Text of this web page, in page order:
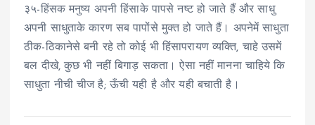
३५-हिंसक मनुष्य अपनी हिंसाके पापसे नष्ट हो जाते हैं और साधु
अपनी साधुताके कारण सब पापोंसे मुक्त हो जाते हैं। अपनेमें साधुता
ठीक-ठिकानेसे बनी रहे तो कोई भी हिंसापरायण व्यक्ति, चाहे उसमें
बल दीखे, कुछ भी नहीं बिगाड़ सकता। ऐसा नहीं मानना चाहिये कि
साधुता नीची चीज है; ऊँची यही है और यही बचाती है।